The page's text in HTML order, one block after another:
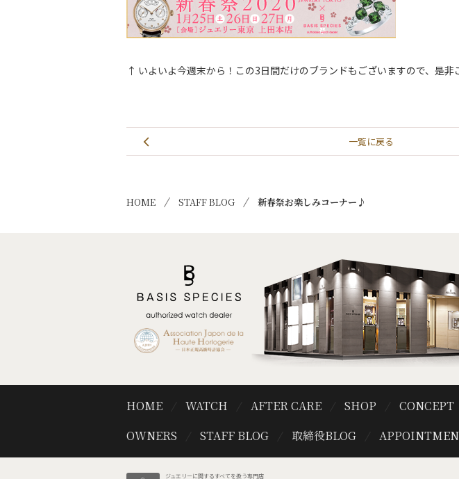
↑ いよいよ今週末から！この3日間だけのブランドもございますので、是非
一覧に戻る
HOME STAFF BLOG 新春祭お楽しみコーナー♪
HOME WATCH AFTER CARE SHOP CONCEPT
OWNERS
STAFF BLOG 取締役BLOG
ジュエリーに関するすべてを扱う専門店